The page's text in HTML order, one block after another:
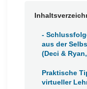
-
aus der
(Deci &
Praktische
virtueller